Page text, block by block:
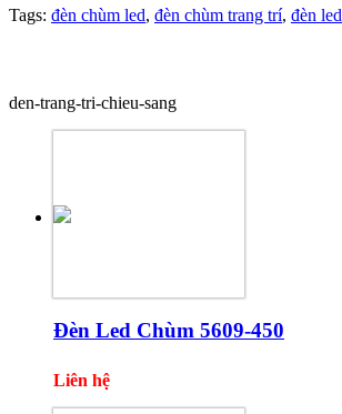
Tags: đèn chùm led, đèn chùm trang trí, đèn led
den-trang-tri-chieu-sang
Đèn Led Chùm 5609-450
Liên hệ